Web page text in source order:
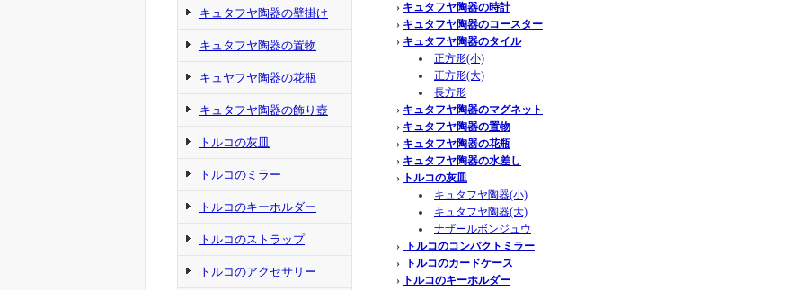
キュタフヤ陶器の壁掛け
キュタフヤ陶器の置物
キュヤフヤ陶器の花瓶
キュタフヤ陶器の飾り壺
トルコの灰皿
トルコのミラー
トルコのキーホルダー
トルコのストラップ
トルコのアクセサリー
› キュタフヤ陶器の時計
› キュタフヤ陶器のコースター
› キュタフヤ陶器のタイル
正方形(小)
正方形(大)
長方形
› キュタフヤ陶器のマグネット
› キュタフヤ陶器の置物
› キュタフヤ陶器の花瓶
› キュタフヤ陶器の水差し
› トルコの灰皿
キュタフヤ陶器(小)
キュタフヤ陶器(大)
ナザールボンジュウ
›
トルコのコンパクトミラー
›
トルコのカードケース
› トルコのキーホルダー